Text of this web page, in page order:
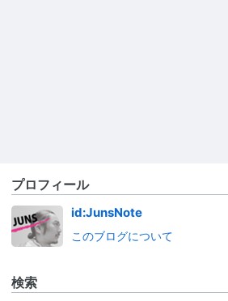
プロフィール
id:JunsNote
このブログについて
検索